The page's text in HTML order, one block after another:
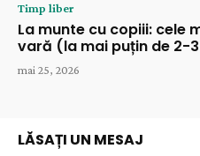
Timp liber
La munte cu copiii: cele
vară (la mai puțin de 2-
mai 25, 2026
LĂSAȚI UN MESAJ